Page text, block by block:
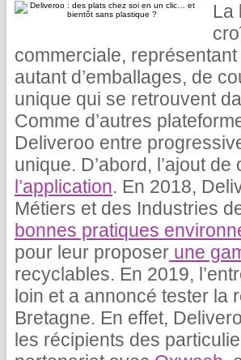
La
commerciale, représentant
autant d’emballages, de
unique qui se retrouvent
Comme d’autres
Deliveroo entre
unique. D’abord, l’ajout
l’application. En 2018,
Métiers et des Industries
bonnes pratiques
pour leur proposer une
recyclables. En 2019,
loin et a annoncé tester la
Bretagne. En effet,
les récipients des